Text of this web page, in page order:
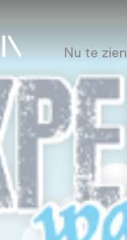
Nu te zien